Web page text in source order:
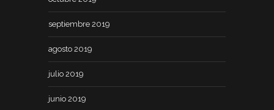
septiembre 2019
agosto 2019
julio 2019
junio 2019